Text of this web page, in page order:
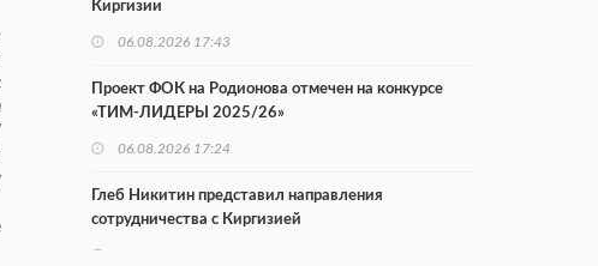
Киргизии
06.08.2026 17:43
Проект ФОК на Родионова отмечен на конкурсе
«ТИМ-ЛИДЕРЫ 2025/26»
06.08.2026 17:24
Глеб Никитин представил направления
сотрудничества с Киргизией